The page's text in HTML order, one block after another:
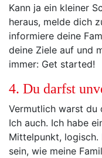
Kann ja ein kleiner
heraus, melde dich
informiere deine
deine Ziele auf und
immer: Get started!
4. Du darfst
Vermutlich warst du
Ich auch. Ich habe
Mittelpunkt, logisch.
sein, wie meine